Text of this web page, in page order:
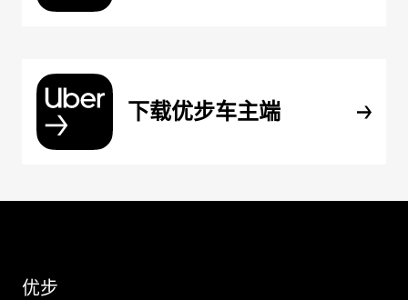
下载优步车主端
优步